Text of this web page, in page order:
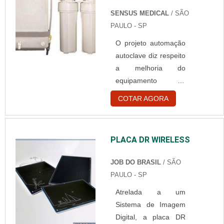
fornecer os produtos
certos para diversos
tipos de
estabelecimentos da
área da saúde, por
exemplo, laboratórios
médicos, clínicas
outros. Principais
aparelhos da
SENSUS MEDICAL / SÃO
PAULO - SP
O projeto automação
autoclave diz respeito
a melhoria do
equipamento de
laboratório utilizado
para esterilizar
artigos por meio de
pressão. Em
utensílios, a
esterilizadora é a
malhor saída.
COTAR AGORA
PLACA DR WIRELESS
JOB DO BRASIL / SÃO
PAULO - SP
Atrelada a um
Sistema de Imagem
Digital, a placa DR